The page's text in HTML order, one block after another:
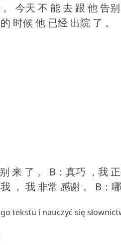
今天 不 能 去 跟 他 告
时候 他 已经 出院 了 。
来 了 。
B：真巧 ，我
， 我 非常 感谢 。
B：
tekstu i nauczyć się